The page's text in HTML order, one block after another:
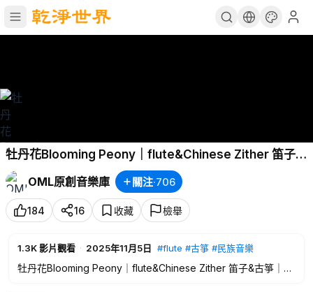
牡丹花Blooming Peony｜flute&Chinese Zither 笛子&
古箏｜Traditional Music 民族音樂｜MML 旋律音樂庫
BGMOML原創音樂庫 關注·706
184 16 收藏 檢舉
1.3K影片觀看 · 2025年11月5日 #flute #古箏 #民族音樂
牡丹花Blooming Peony｜flute&Chinese Zither 笛子&古箏｜